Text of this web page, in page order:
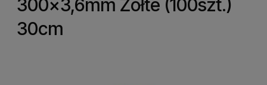
300x3,6mm Żółte (100szt.)
30cm